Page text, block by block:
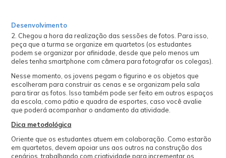
Desenvolvimento
2. Chegou a hora da realização das sessões de fotos. Para isso,
peça que a turma se organize em quartetos (os estudantes
podem se organizar por afinidade, desde que pelo menos um
deles tenha smartphone com câmera para fotografar os colegas).
Nesse momento, os jovens pegam o figurino e os objetos que
escolheram para construir as cenas e se organizam pela sala
para tirar as fotos. Isso também pode ser feito em outros espaços
da escola, como pátio e quadra de esportes, caso você avalie
que poderá acompanhar o andamento da atividade.
Dica metodológica
Oriente que os estudantes atuem em colaboração. Como estarão
em quartetos, devem apoiar uns aos outros na construção dos
cenários, trabalhando com criatividade para incrementar os